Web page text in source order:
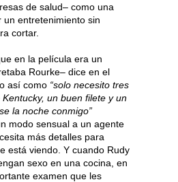
de salud– como una
entretenimiento sin
cortar.
en la película era un
Rourke– dice en el
así como “solo necesito tres
un buen filete y un
la noche conmigo”
modo sensual a un agente
más detalles para
está viendo. Y cuando Rudy
sexo en una cocina, en
examen que les